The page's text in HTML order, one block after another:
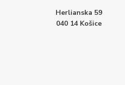
Herlianska 59
040 14 Košice